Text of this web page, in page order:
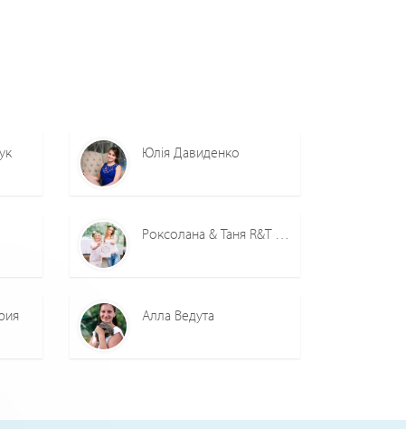
Юлія Давиденко
Роксолана & Таня R&T event planners
Алла Ведута